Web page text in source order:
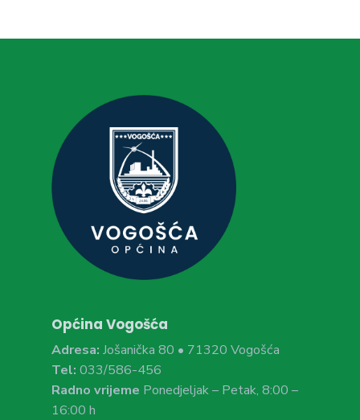
Općina Vogošća
Adresa: Jošanička 80 • 71320 Vogošća
Tel: 033/586-456
Radno vrijeme Ponedjeljak – Petak, 8:00 –
16:00 h